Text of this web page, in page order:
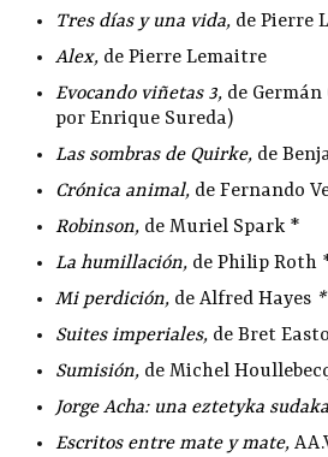
Tres días y una vida, de Pierre
Alex, de Pierre Lemaitre
Evocando viñetas 3, de
por Enrique Sureda)
Las sombras de Quirke, de
Crónica animal, de Fernando
Robinson, de Muriel Spark *
La humillación, de Philip Roth
Mi perdición, de Alfred Hayes *
Suites imperiales, de Bret
Sumisión, de Michel
Jorge Acha: una eztetyka sudaka
Escritos entre mate y mate,